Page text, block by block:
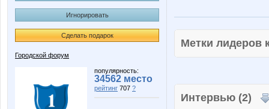
Игнорировать
Сделать подарок
Городской форум
популярность:
34562 место
рейтинг 707 ?
Метки
Интервью (2)